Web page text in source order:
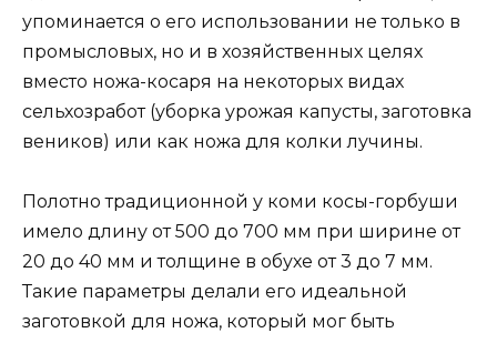
упоминается о его использовании не только в
промысловых, но и в хозяйственных целях
вместо ножа-косаря на некоторых видах
сельхозработ (уборка урожая капусты, заготовка
веников) или как ножа для колки лучины.
Полотно традиционной у коми косы-горбуши
имело длину от 500 до 700 мм при ширине от
20 до 40 мм и толщине в обухе от 3 до 7 мм.
Такие параметры делали его идеальной
заготовкой для ножа, который мог быть